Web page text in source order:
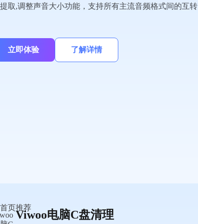
取,调整声音大小功能，支持所有主流音频格式间的互转
立即体验 了解详情
Viwoo电脑C盘清理